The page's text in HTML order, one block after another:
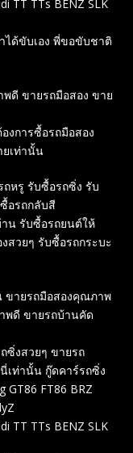
TT TTs BENZ SLK
ได้ขับเอง พี่ขอขับชาติ
ดี ขายรถมือสอง ขาย
งการซื้อรถมือสอง
ยเท่านั้น
หรู รับซื้อรถซิ่ง รับ
อรถกลับสี
น รับซื้อรถยนต์ให้
สวยๆ รับซื้อรถกระบะ
ขายรถมือสองคุณภาพ
พดี ขายรถบ้านคัด
ซิ่งสวยๆ ขายรถ
เท่านั้น กู๊ดคาร์รถซิ่ง
GT86 FT86 BRZ
TT TTs BENZ SLK